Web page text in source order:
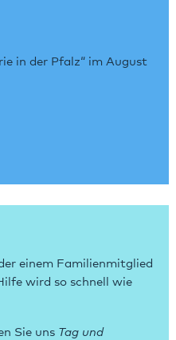
in der Pfalz“ im August
einem Familienmitglied
wird so schnell wie
Sie uns Tag und